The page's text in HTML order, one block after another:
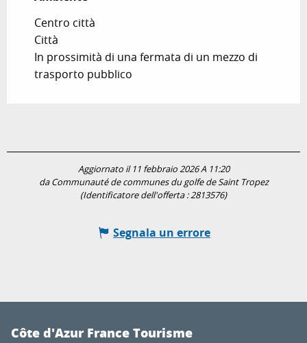
Centro città
Città
In prossimità di una fermata di un mezzo di
trasporto pubblico
Aggiornato il 11 febbraio 2026 A 11:20
da Communauté de communes du golfe de Saint Tropez
(Identificatore dell'offerta :2813576)
Segnala un errore
Côte d'Azur France Tourisme